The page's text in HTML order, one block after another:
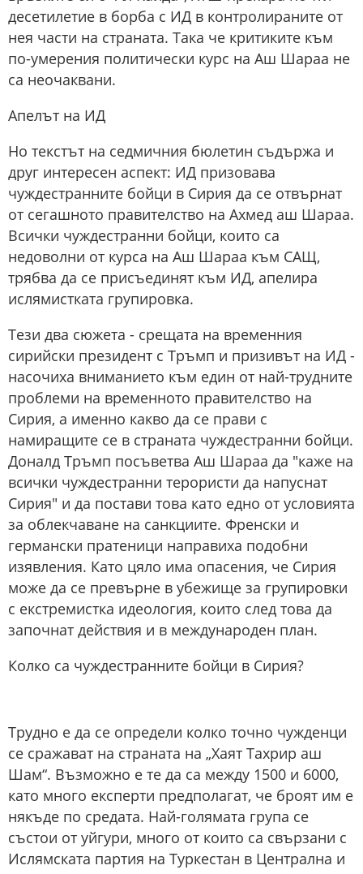
десетилетие в борба с ИД в контролираните от
нея части на страната. Така че критиките към
по-умерения политически курс на Аш Шараа не
са неочаквани.
Апелът на ИД
Но текстът на седмичния бюлетин съдържа и
друг интересен аспект: ИД призовава
чуждестранните бойци в Сирия да се отвърнат
от сегашното правителство на Ахмед аш Шараа.
Всички чуждестранни бойци, които са
недоволни от курса на Аш Шараа към САЩ,
трябва да се присъединят към ИД, апелира
ислямистката групировка.
Тези два сюжета - срещата на временния
сирийски президент с Тръмп и призивът на ИД -
насочиха вниманието към един от най-трудните
проблеми на временното правителство на
Сирия, а именно какво да се прави с
намиращите се в страната чуждестранни бойци.
Доналд Тръмп посъветва Аш Шараа да "каже на
всички чуждестранни терористи да напуснат
Сирия" и да постави това като едно от условията
за облекчаване на санкциите. Френски и
германски пратеници направиха подобни
изявления. Като цяло има опасения, че Сирия
може да се превърне в убежище за групировки
с екстремистка идеология, които след това да
започнат действия и в международен план.
Колко са чуждестранните бойци в Сирия?
Трудно е да се определи колко точно чужденци
се сражават на страната на „Хаят Тахрир аш
Шам“. Възможно е те да са между 1500 и 6000,
като много експерти предполагат, че броят им е
някъде по средата. Най-голямата група се
състои от уйгури, много от които са свързани с
Ислямската партия на Туркестан в Централна и